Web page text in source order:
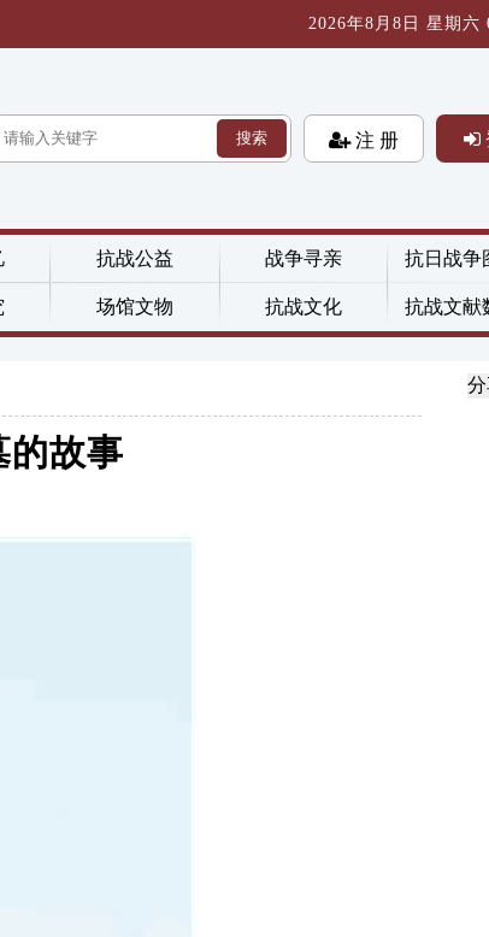
2026年8月8日 星期六
搜索 注 册
抗战公益 战争寻亲 抗日战争
场馆文物 抗战文化 抗战文献
的故事